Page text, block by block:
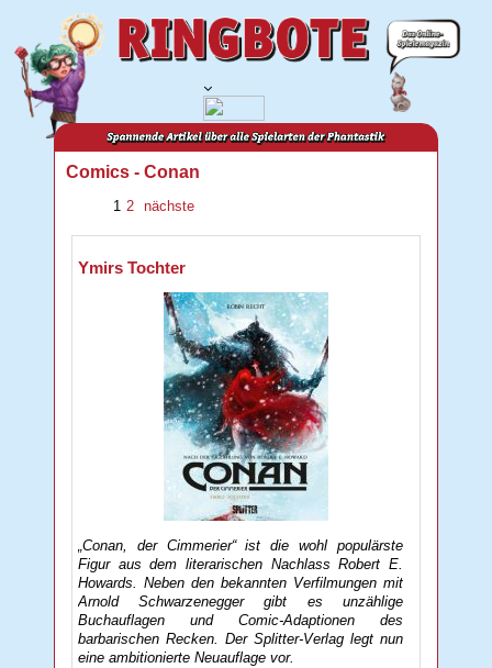
Comics - Conan
1 2 nächste
Ymirs Tochter
„Conan, der Cimmerier“ ist die wohl populärste
Figur aus dem literarischen Nachlass Robert E.
Howards. Neben den bekannten Verfilmungen mit
Arnold Schwarzenegger gibt es unzählige
Buchauflagen und Comic-Adaptionen des
barbarischen Recken. Der Splitter-Verlag legt nun
eine ambitionierte Neuauflage vor.